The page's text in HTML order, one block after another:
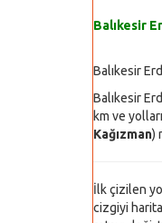
Balıkesir
Balıkesir
Balıkesir
km ve
Kağızman)
İlk çizilen
cizgiyi